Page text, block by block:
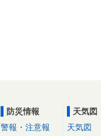
防災情報
警報・注意報
天気図
天気図